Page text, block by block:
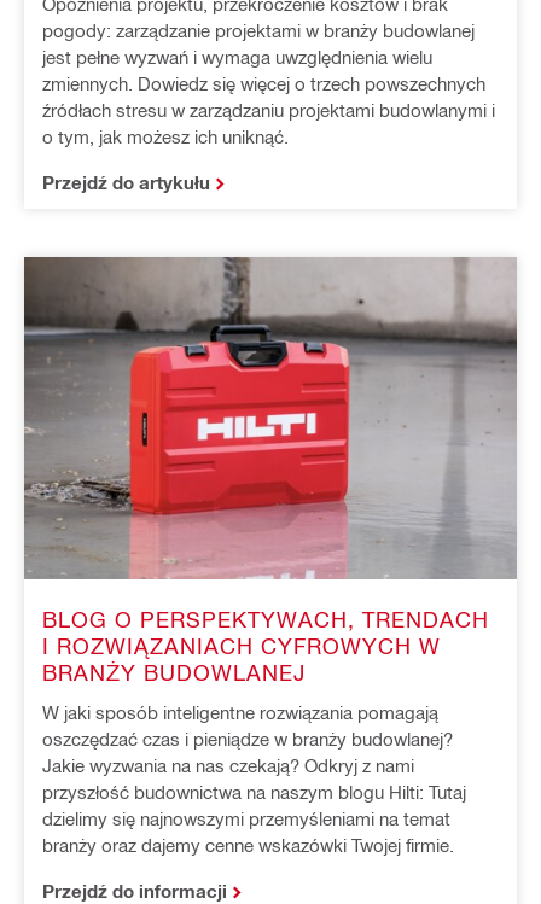
pogody: zarządzanie projektami w branży budowlanej
jest pełne wyzwań i wymaga uwzględnienia wielu
zmiennych. Dowiedz się więcej o trzech powszechnych
źródłach stresu w zarządzaniu projektami budowlanymi i
o tym, jak możesz ich uniknąć.
Przejdź do artykułu
BLOG O PERSPEKTYWACH, TRENDACH
I ROZWIĄZANIACH CYFROWYCH W
BRANŻY BUDOWLANEJ
W jaki sposób inteligentne rozwiązania pomagają
oszczędzać czas i pieniądze w branży budowlanej?
Jakie wyzwania na nas czekają? Odkryj z nami
przyszłość budownictwa na naszym blogu Hilti: Tutaj
dzielimy się najnowszymi przemyśleniami na temat
branży oraz dajemy cenne wskazówki Twojej firmie.
Przejdź do informacji